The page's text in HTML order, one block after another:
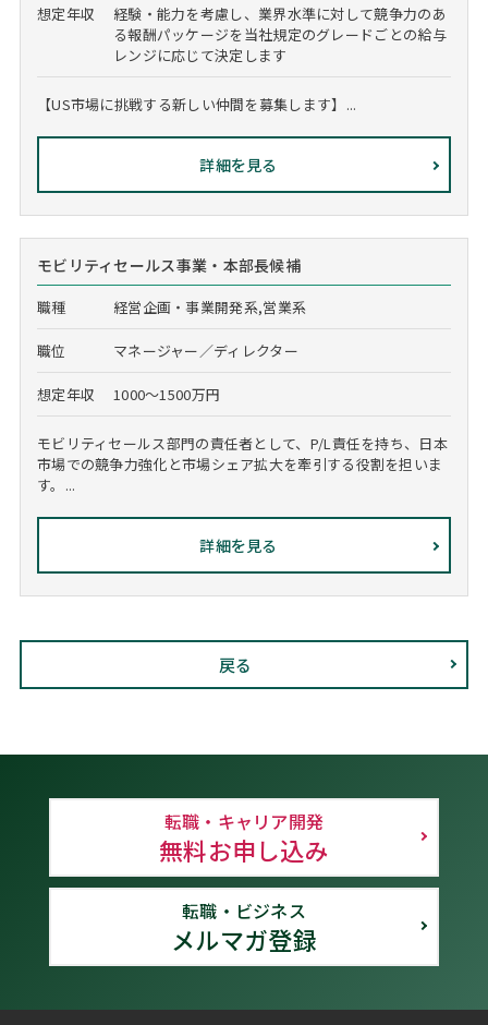
想定年収
経験・能力を考慮し、業界水準に対して競争力のあ
る報酬パッケージを当社規定のグレードごとの給与
レンジに応じて決定します
【US市場に挑戦する新しい仲間を募集します】...
詳細を見る
モビリティセールス事業・本部長候補
職種 経営企画・事業開発系,営業系
職位 マネージャー／ディレクター
想定年収 1000～1500万円
モビリティセールス部門の責任者として、P/L責任を持ち、日本
市場での競争力強化と市場シェア拡大を牽引する役割を担いま
す。...
詳細を見る
戻る
転職・キャリア開発
無料お申し込み
転職・ビジネス
メルマガ登録